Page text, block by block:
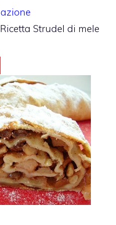
Ricetta Strudel di mele